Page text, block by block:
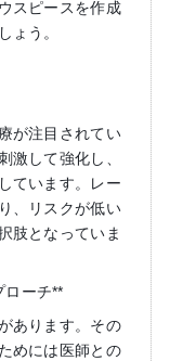
スピースを作成
ょう。
が注目されてい
激して強化し、
ています。レー
、リスクが低い
肢となっていま
ローチ**
あります。その
めには医師との